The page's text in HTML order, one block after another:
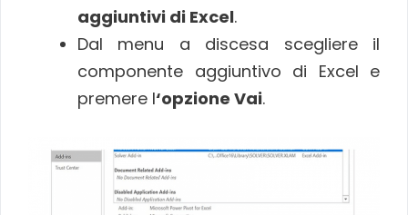
aggiuntivi di Excel.
Dal menu a discesa scegliere il
componente aggiuntivo di Excel e
premere l‘opzione Vai.